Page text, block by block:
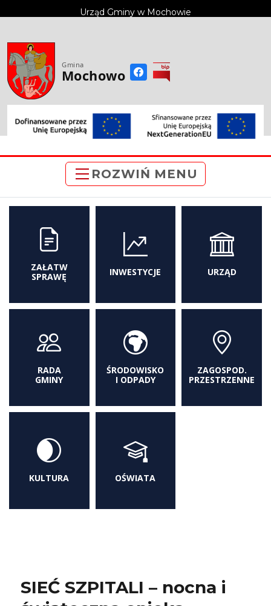
treści
Urząd Gminy w Mochowie
Gmina
Mochowo
ROZWIŃ MENU
ZAŁATW
SPRAWĘ
INWESTYCJE URZĄD
RADA
GMINY
ŚRODOWISKO
I ODPADY
ZAGOSPOD.
PRZESTRZENNE
KULTURA OŚWIATA
SIEĆ SZPITALI – nocna i